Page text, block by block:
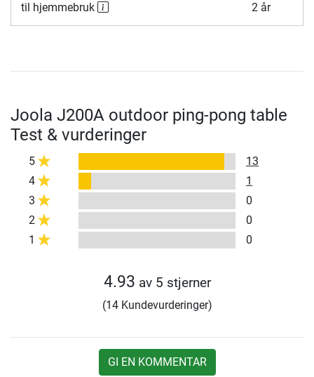
til hjemmebruk 2 år
Joola J200A outdoor ping-pong table
Test & vurderinger
5
13
4
1
3
0
2
0
1
0
4.93 av 5 stjerner
(14 Kundevurderinger)
GI EN KOMMENTAR